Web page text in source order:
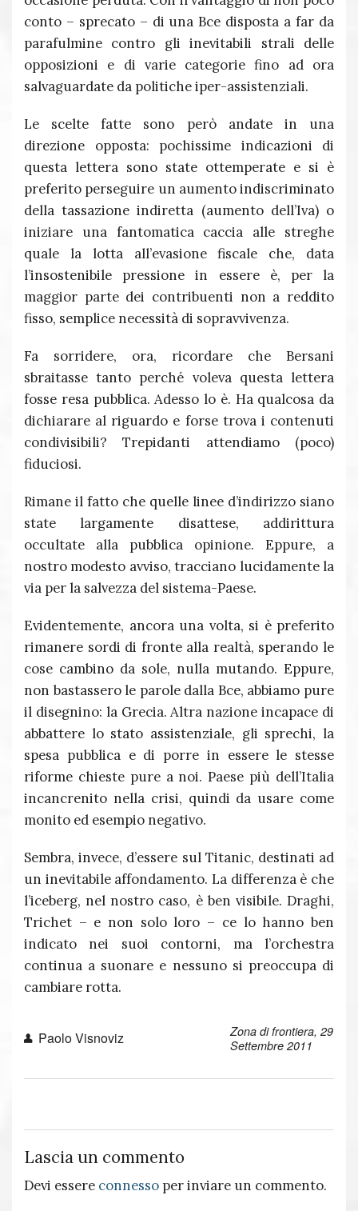
conto – sprecato – di una Bce disposta a far da
parafulmine contro gli inevitabili strali delle
opposizioni e di varie categorie fino ad ora
salvaguardate da politiche iper-assistenziali.
Le scelte fatte sono però andate in una
direzione opposta: pochissime indicazioni di
questa lettera sono state ottemperate e si è
preferito perseguire un aumento indiscriminato
della tassazione indiretta (aumento dell’Iva) o
iniziare una fantomatica caccia alle streghe
quale la lotta all’evasione fiscale che, data
l’insostenibile pressione in essere è, per la
maggior parte dei contribuenti non a reddito
fisso, semplice necessità di sopravvivenza.
Fa sorridere, ora, ricordare che Bersani
sbraitasse tanto perché voleva questa lettera
fosse resa pubblica. Adesso lo è. Ha qualcosa da
dichiarare al riguardo e forse trova i contenuti
condivisibili? Trepidanti attendiamo (poco)
fiduciosi.
Rimane il fatto che quelle linee d’indirizzo siano
state largamente disattese, addirittura
occultate alla pubblica opinione. Eppure, a
nostro modesto avviso, tracciano lucidamente la
via per la salvezza del sistema-Paese.
Evidentemente, ancora una volta, si è preferito
rimanere sordi di fronte alla realtà, sperando le
cose cambino da sole, nulla mutando. Eppure,
non bastassero le parole dalla Bce, abbiamo pure
il disegnino: la Grecia. Altra nazione incapace di
abbattere lo stato assistenziale, gli sprechi, la
spesa pubblica e di porre in essere le stesse
riforme chieste pure a noi. Paese più dell’Italia
incancrenito nella crisi, quindi da usare come
monito ed esempio negativo.
Sembra, invece, d’essere sul Titanic, destinati ad
un inevitabile affondamento. La differenza è che
l’iceberg, nel nostro caso, è ben visibile. Draghi,
Trichet – e non solo loro – ce lo hanno ben
indicato nei suoi contorni, ma l’orchestra
continua a suonare e nessuno si preoccupa di
cambiare rotta.
Paolo Visnoviz
Zona di frontiera, 29
Settembre 2011
Lascia un commento
Devi essere connesso per inviare un commento.